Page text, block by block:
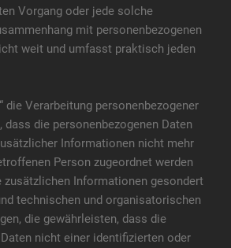
Vorgang oder jede solche
mit personenbezogenen
weit und umfasst praktisch jeden
die Verarbeitung personenbezogener
dass die personenbezogenen Daten
Informationen nicht mehr
Person zugeordnet werden
zusätzlichen Informationen gesondert
technischen und organisatorischen
die gewährleisten, dass die
nicht einer identifizierten oder